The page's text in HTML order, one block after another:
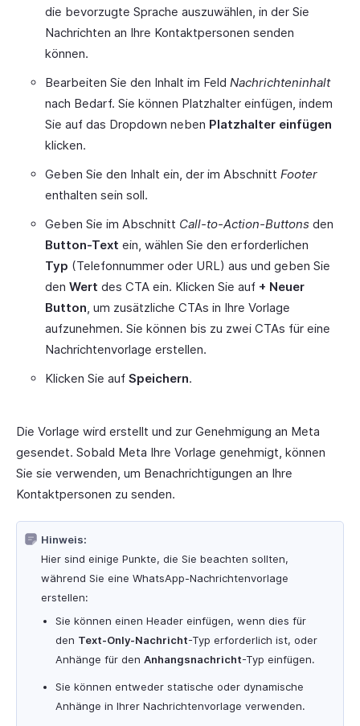
die bevorzugte Sprache auszuwählen, in der Sie
Nachrichten an Ihre Kontaktpersonen senden
können.
Bearbeiten Sie den Inhalt im Feld Nachrichteninhalt
nach Bedarf. Sie können Platzhalter einfügen, indem
Sie auf das Dropdown neben Platzhalter einfügen
klicken.
Geben Sie den Inhalt ein, der im Abschnitt Footer
enthalten sein soll.
Geben Sie im Abschnitt Call-to-Action-Buttons den
Button-Text ein, wählen Sie den erforderlichen
Typ (Telefonnummer oder URL) aus und geben Sie
den Wert des CTA ein. Klicken Sie auf + Neuer
Button, um zusätzliche CTAs in Ihre Vorlage
aufzunehmen. Sie können bis zu zwei CTAs für eine
Nachrichtenvorlage erstellen.
Klicken Sie auf Speichern.
Die Vorlage wird erstellt und zur Genehmigung an Meta
gesendet. Sobald Meta Ihre Vorlage genehmigt, können
Sie sie verwenden, um Benachrichtigungen an Ihre
Kontaktpersonen zu senden.
Hinweis:
Hier sind einige Punkte, die Sie beachten sollten,
während Sie eine WhatsApp-Nachrichtenvorlage
erstellen:
Sie können einen Header einfügen, wenn dies für
den Text-Only-Nachricht-Typ erforderlich ist, oder
Anhänge für den Anhangsnachricht-Typ einfügen.
Sie können entweder statische oder dynamische
Anhänge in Ihrer Nachrichtenvorlage verwenden.